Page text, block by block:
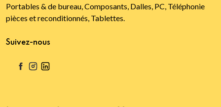
Portables & de bureau, Composants, Dalles, PC, Téléphonie
pièces et reconditionnés, Tablettes.
Suivez-nous